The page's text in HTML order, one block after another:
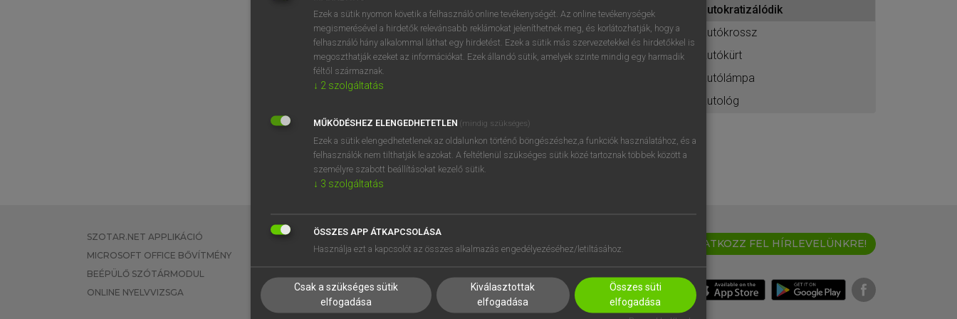
BELÉPÉS
próbaverziójának elindításához
regisztrálok ésbelépek.
REGISZTRÁCIÓ
autokratizálódik
autókrossz
autókürt
autólámpa
autológ
SZOTAR.NET APPLIKÁCIÓ
MICROSOFT OFFICE BŐVÍTMÉNY
BEÉPÜLŐ SZÓTÁRMODUL
ONLINE NYELVVIZSGA
EGYÉNI FELHASZNÁLÓKNAK
TANULÓKNAK
VÁLLALATI MEGOLDÁSOK
SÚGÓ
RÓLUNK
SÜTI BEÁLLÍTÁSOK
IRATKOZZ FEL HÍRLEVELÜNKRE!
Ezek a sütik nyomon követik a felhasználó online tevékenységét. Az online tevékenységek
megismerésével a hirdetők relevánsabb reklámokat jeleníthetnek meg, és korlátozhatják, hogy a
felhasználó hány alkalommal láthat egy hirdetést. Ezek a sütik más szervezetekkel és hirdetőkkel is
megoszthatják ezeket az információkat. Ezek állandó sütik, amelyek szinte mindig egy harmadik
féltől származnak.
↓ 2 szolgáltatás
MŰKÖDÉSHEZ ELENGEDHETETLEN (mindig szükséges)
Ezek a sütik elengedhetetlenek az oldalunkon történő böngészéshez,a funkciók használatához, és a
felhasználók nem tilthatják le azokat. A feltétlenül szükséges sütik közé tartoznak többek között a
személyre szabott beállításokat kezelő sütik.
↓ 3 szolgáltatás
ÖSSZES APP ÁTKAPCSOLÁSA
Használja ezt a kapcsolót az összes alkalmazás engedélyezéséhez/letiltásához.
Csak a szükséges sütik
elfogadása
Kiválasztottak
elfogadása
Összes süti
elfogadása